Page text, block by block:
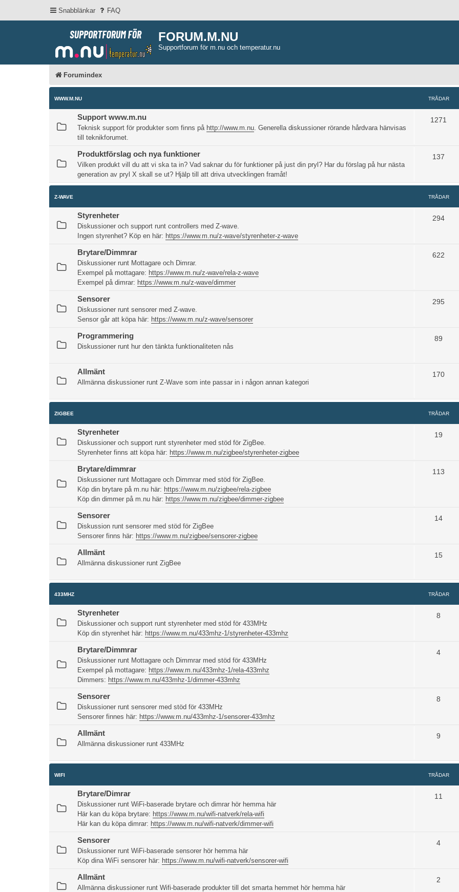
Snabblänkar FAQ
FORUM.M.NU
Supportforum för m.nu och temperatur.nu
Forumindex
WWW.M.NU TRÅDAR
Support www.m.nu
Teknisk support för produkter som finns på http://www.m.nu . Generella diskussioner rörande hårdvara hänvisas
till teknikforumet.
1271
Produktförslag och nya funktioner
Vilken produkt vill du att vi ska ta in? Vad saknar du för funktioner på just din pryl? Har du förslag på hur nästa
generation av pryl X skall se ut? Hjälp till att driva utvecklingen framåt!
137
Z-WAVE TRÅDAR
Styrenheter
Diskussioner och support runt controllers med Z-wave.
Ingen styrenhet? Köp en här: https://www.m.nu/z-wave/styrenheter-z-wave
294
Brytare/Dimmrar
Diskussioner runt Mottagare och Dimrar.
Exempel på mottagare: https://www.m.nu/z-wave/rela-z-wave
Exempel på dimrar: https://www.m.nu/z-wave/dimmer
622
Sensorer
Diskussioner runt sensorer med Z-wave.
Sensor går att köpa här: https://www.m.nu/z-wave/sensorer
295
Programmering
Diskussioner runt hur den tänkta funktionaliteten nås
89
Allmänt
Allmänna diskussioner runt Z-Wave som inte passar in i någon annan kategori
170
ZIGBEE TRÅDAR
Styrenheter
Diskussioner och support runt styrenheter med stöd för ZigBee.
Styrenheter finns att köpa här: https://www.m.nu/zigbee/styrenheter-zigbee
19
Brytare/dimmrar
Diskussioner runt Mottagare och Dimmrar med stöd för ZigBee.
Köp din brytare på m.nu här: https://www.m.nu/zigbee/rela-zigbee
Köp din dimmer på m.nu här: https://www.m.nu/zigbee/dimmer-zigbee
113
Sensorer
Diskussion runt sensorer med stöd för ZigBee
Sensorer finns här: https://www.m.nu/zigbee/sensorer-zigbee
14
Allmänt
Allmänna diskussioner runt ZigBee
15
433MHZ TRÅDAR
Styrenheter
Diskussioner och support runt styrenheter med stöd för 433MHz
Köp din styrenhet här: https://www.m.nu/433mhz-1/styrenheter-433mhz
8
Brytare/Dimmrar
Diskussioner runt Mottagare och Dimmrar med stöd för 433MHz
Exempel på mottagare: https://www.m.nu/433mhz-1/rela-433mhz
Dimmers: https://www.m.nu/433mhz-1/dimmer-433mhz
4
Sensorer
Diskussioner runt sensorer med stöd för 433MHz
Sensorer finnes här: https://www.m.nu/433mhz-1/sensorer-433mhz
8
Allmänt
Allmänna diskussioner runt 433MHz
9
WIFI TRÅDAR
Brytare/Dimrar
Diskussioner runt WiFi-baserade brytare och dimrar hör hemma här
Här kan du köpa brytare: https://www.m.nu/wifi-natverk/rela-wifi
Här kan du köpa dimrar: https://www.m.nu/wifi-natverk/dimmer-wifi
11
Sensorer
Diskussioner runt WiFi-baserade sensorer hör hemma här
Köp dina WiFi sensorer här: https://www.m.nu/wifi-natverk/sensorer-wifi
4
Allmänt
Allmänna diskussioner runt Wifi-baserade produkter till det smarta hemmet hör hemma här
2